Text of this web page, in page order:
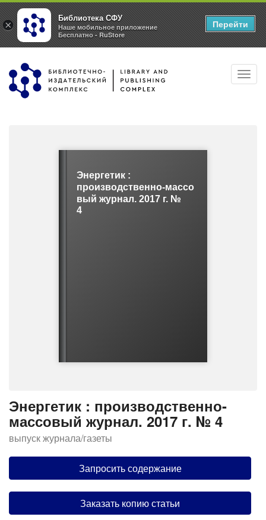
Перейти
основному
Энергетик :
производственно-массо
вый журнал. 2017 г. №
4
Энергетик : производственно-
массовый журнал. 2017 г. № 4
выпуск журнала/газеты
Запросить содержание
Заказать копию статьи
×
Библиотека СФУ
Наше мобильное приложение
Бесплатно - RuStore
Перейти